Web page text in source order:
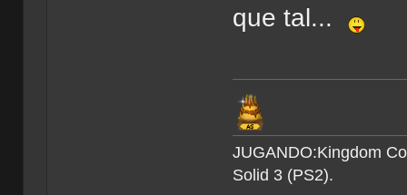
que tal...
JUGANDO:Kingdom
Solid 3 (PS2).